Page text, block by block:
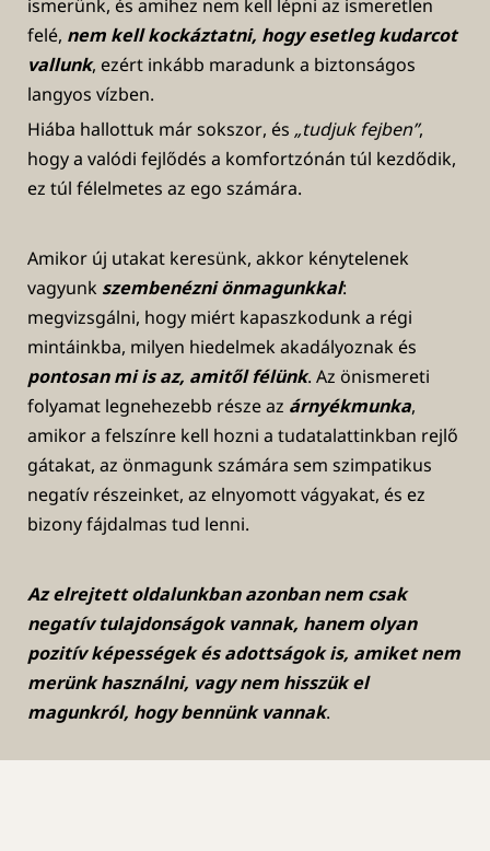
felé, nem kell kockáztatni, hogy esetleg kudarcot
vallunk, ezért inkább maradunk a biztonságos
langyos vízben.
Hiába hallottuk már sokszor, és„tudjuk fejben”,
hogy a valódi fejlődés a komfortzónán túl kezdődik,
ez túl félelmetes az ego számára.
Amikor új utakat keresünk, akkor kénytelenek
vagyunk szembenézni önmagunkkal:
megvizsgálni, hogy miért kapaszkodunk a régi
mintáinkba, milyen hiedelmek akadályoznak és
pontosan mi is az, amitől félünk. Az önismereti
folyamat legnehezebb része az árnyékmunka,
amikor a felszínre kell hozni a tudatalattinkban rejlő
gátakat, az önmagunk számára sem szimpatikus
negatív részeinket, az elnyomott vágyakat, és ez
bizony fájdalmas tud lenni.
Az elrejtett oldalunkban azonban nem csak
negatív tulajdonságok vannak, hanem olyan
pozitív képességek és adottságok is, amiket nem
merünk használni, vagy nem hisszük el
magunkról, hogy bennünk vannak.